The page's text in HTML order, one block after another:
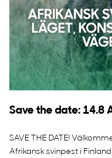
Save the date: 14.8
SAVE THE DATE!
Afrikansk svinpest i